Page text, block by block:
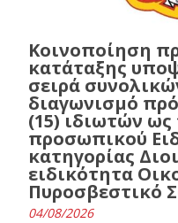
Κοινοποίηση
κατάταξης
σειρά
διαγωνισμό
(15) ιδιωτών
προσωπικού
κατηγορίας
ειδικότητα
Πυροσβεστικό
04/08/2026